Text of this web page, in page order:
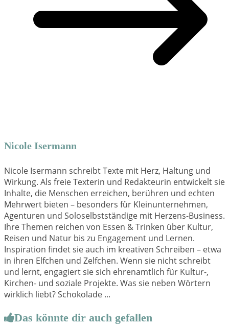
Nicole Isermann
Nicole Isermann schreibt Texte mit Herz, Haltung und
Wirkung. Als freie Texterin und Redakteurin entwickelt sie
Inhalte, die Menschen erreichen, berühren und echten
Mehrwert bieten – besonders für Kleinunternehmen,
Agenturen und Soloselbstständige mit Herzens-Business.
Ihre Themen reichen von Essen & Trinken über Kultur,
Reisen und Natur bis zu Engagement und Lernen.
Inspiration findet sie auch im kreativen Schreiben – etwa
in ihren Elfchen und Zelfchen. Wenn sie nicht schreibt
und lernt, engagiert sie sich ehrenamtlich für Kultur-,
Kirchen- und soziale Projekte. Was sie neben Wörtern
wirklich liebt? Schokolade ...
Das könnte dir auch gefallen